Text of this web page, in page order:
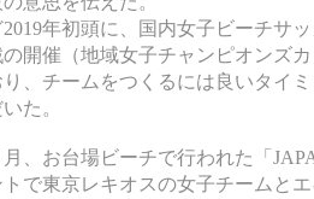
年初頭に、国内女子ビーチサ
の開催（地域女子チャンピオンズ
、チームをつくるには良いタイ
た。
月、お台場ビーチで行われた「
で東京レキオスの女子チームと